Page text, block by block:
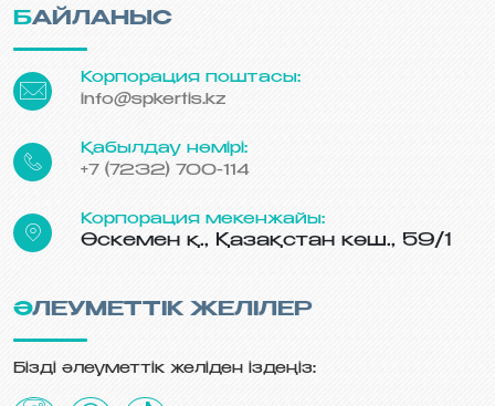
БАЙЛАНЫС
Корпорация поштасы:
info@spkertis.kz
Қабылдау нөмірі:
+7 (7232) 700-114
Корпорация мекенжайы:
Өскемен қ., Қазақстан көш., 59/1
ӘЛЕУМЕТТІК ЖЕЛІЛЕР
Бізді әлеуметтік желіден іздеңіз: